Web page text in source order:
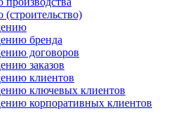
бренда
договоров
заказов
клиентов
ключевых клиентов
корпоративных клиентов